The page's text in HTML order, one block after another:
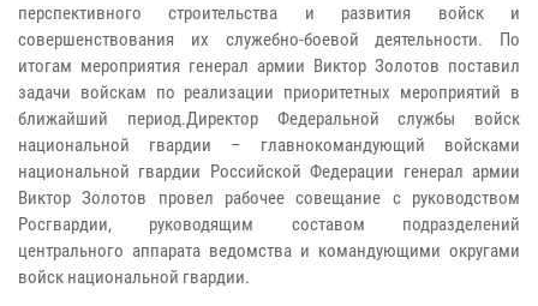
перспективного строительства и развития войск и
совершенствования их служебно-боевой деятельности. По
итогам мероприятия генерал армии Виктор Золотов поставил
задачи войскам по реализации приоритетных мероприятий в
ближайший период.Директор Федеральной службы войск
национальной гвардии – главнокомандующий войсками
национальной гвардии Российской Федерации генерал армии
Виктор Золотов провел рабочее совещание с руководством
Росгвардии, руководящим составом подразделений
центрального аппарата ведомства и командующими округами
войск национальной гвардии.